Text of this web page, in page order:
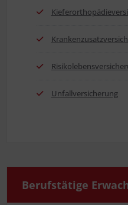
Unfall­ver­si­che­rung
Berufs­tä­ti­ge